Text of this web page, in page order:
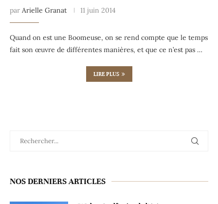
par Arielle Granat 11 juin 2014
Quand on est une Boomeuse, on se rend compte que le temps
fait son œuvre de différentes manières, et que ce n’est pas …
LIRE PLUS
NOS DERNIERS ARTICLES